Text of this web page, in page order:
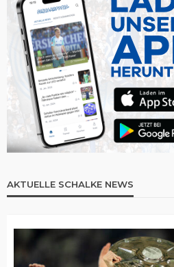
AKTUELLE SCHALKE NEWS